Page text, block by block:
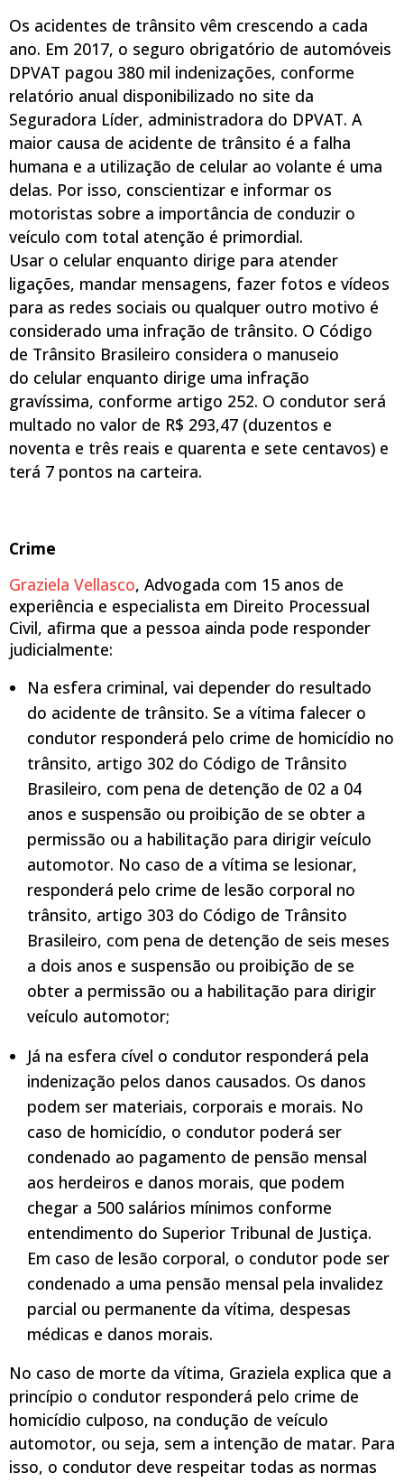
Os acidentes de trânsito vêm crescendo a cada
ano. Em 2017, o seguro obrigatório de automóveis
DPVAT pagou 380 mil indenizações, conforme
relatório anual disponibilizado no site da
Seguradora Líder, administradora do DPVAT. A
maior causa de acidente de trânsito é a falha
humana e a utilização de celular ao volante é uma
delas. Por isso, conscientizar e informar os
motoristas sobre a importância de conduzir o
veículo com total atenção é primordial.
Usar o celular enquanto dirige para atender
ligações, mandar mensagens, fazer fotos e vídeos
para as redes sociais ou qualquer outro motivo é
considerado uma infração de trânsito. O Código
de Trânsito Brasileiro considera o manuseio
do celular enquanto dirige uma infração
gravíssima, conforme artigo 252. O condutor será
multado no valor de R$ 293,47 (duzentos e
noventa e três reais e quarenta e sete centavos) e
terá 7 pontos na carteira.
Crime
Graziela Vellasco, Advogada com 15 anos de
experiência e especialista em Direito Processual
Civil, afirma que a pessoa ainda pode responder
judicialmente:
Na esfera criminal, vai depender do resultado
do acidente de trânsito. Se a vítima falecer o
condutor responderá pelo crime de homicídio no
trânsito, artigo 302 do Código de Trânsito
Brasileiro, com pena de detenção de 02 a 04
anos e suspensão ou proibição de se obter a
permissão ou a habilitação para dirigir veículo
automotor. No caso de a vítima se lesionar,
responderá pelo crime de lesão corporal no
trânsito, artigo 303 do Código de Trânsito
Brasileiro, com pena de detenção de seis meses
a dois anos e suspensão ou proibição de se
obter a permissão ou a habilitação para dirigir
veículo automotor;
Já na esfera cível o condutor responderá pela
indenização pelos danos causados. Os danos
podem ser materiais, corporais e morais. No
caso de homicídio, o condutor poderá ser
condenado ao pagamento de pensão mensal
aos herdeiros e danos morais, que podem
chegar a 500 salários mínimos conforme
entendimento do Superior Tribunal de Justiça.
Em caso de lesão corporal, o condutor pode ser
condenado a uma pensão mensal pela invalidez
parcial ou permanente da vítima, despesas
médicas e danos morais.
No caso de morte da vítima, Graziela explica que a
princípio o condutor responderá pelo crime de
homicídio culposo, na condução de veículo
automotor, ou seja, sem a intenção de matar. Para
isso, o condutor deve respeitar todas as normas